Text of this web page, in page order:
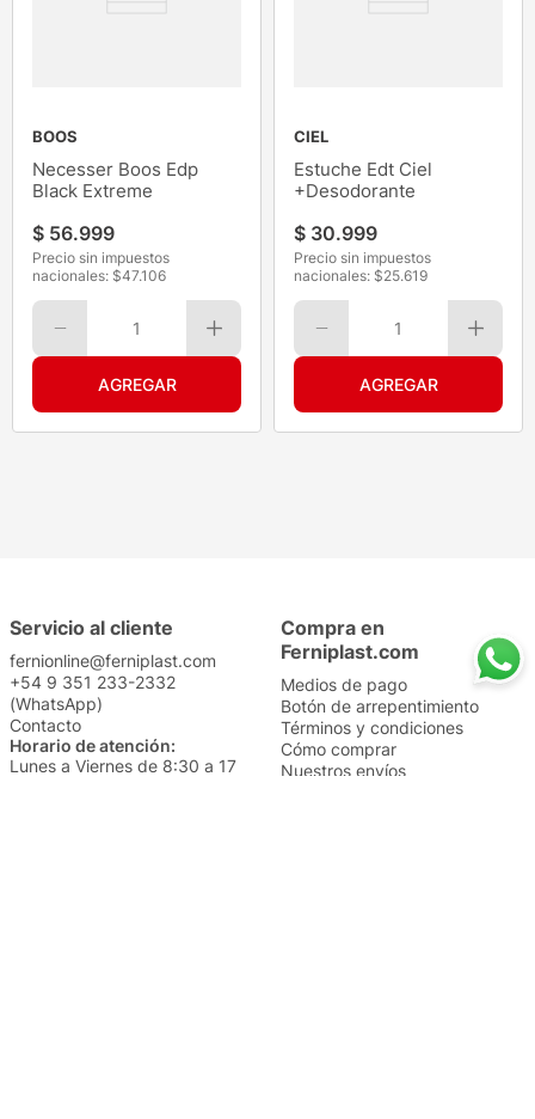
BOOS
Necesser Boos Edp
Black Extreme
$ 56.999
Precio sin impuestos
nacionales: $47.106
1
CIEL
Estuche Edt Ciel
+Desodorante
$ 30.999
Precio sin impuestos
nacionales: $25.619
1
Servicio al cliente
fernionline@ferniplast.com
+54 9 351 233-2332
(WhatsApp)
Contacto
Horario de atención:
Lunes a Viernes de 8:30 a 17
Compra en
Ferniplast.com
Medios de pago
Botón de arrepentimiento
Términos y condiciones
Cómo comprar
Nuestros envíos